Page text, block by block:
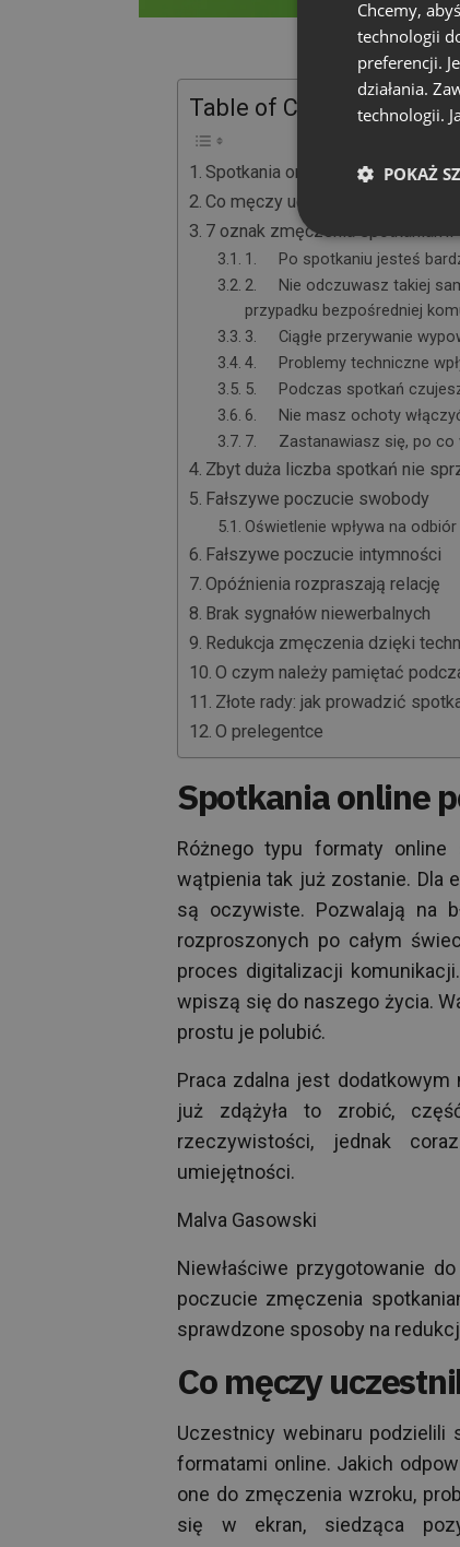
Table of Contents
Spotkania online pozostaną z
Co męczy uczestników spotkań
7 oznak zmęczenia spotkaniami
1. Po spotkaniu jesteś
2. Nie odczuwasz takiej
przypadku bezpośredniej
3. Ciągłe przerywanie
4. Problemy techniczne
5. Podczas spotkań
6. Nie masz ochoty
7. Zastanawiasz się, po co
Zbyt duża liczba spotkań nie
Fałszywe poczucie swobody
Oświetlenie wpływa na
Fałszywe poczucie intymności
Opóźnienia rozpraszają relację
Brak sygnałów niewerbalnych
Redukcja zmęczenia dzięki
O czym należy pamiętać
Złote rady: jak prowadzić
O prelegentce
Spotkania online
Różnego typu formaty
wątpienia tak już zostanie. Dla
są oczywiste. Pozwalają na
rozproszonych po całym
proces digitalizacji
wpiszą się do naszego życia.
prostu je polubić.
Praca zdalna jest
już zdążyła to zrobić,
rzeczywistości, jednak
umiejętności.
Malva Gasowski
Niewłaściwe przygotowanie
poczucie zmęczenia
sprawdzone sposoby na
Co męczy
Uczestnicy webinaru
formatami online. Jakich
one do zmęczenia wzroku,
się w ekran, siedząca
Chcemy,
technologii
preferencji.
działania.
technologii.
POKAŻ